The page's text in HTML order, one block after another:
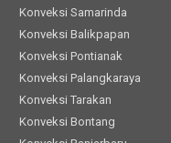
Konveksi Samarinda
Konveksi Balikpapan
Konveksi Pontianak
Konveksi Palangkaraya
Konveksi Tarakan
Konveksi Bontang